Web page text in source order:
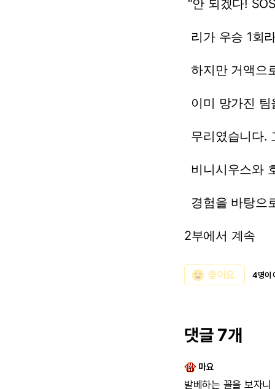
“안 되겠다!
리가 우승 1회
하지만 거액으
이미 망가진 팀
무리였습니다.
비니시우스와
경험을 바탕으
2부에서 계속
emoji_emotions 좋아요 4명이
댓글 7개
마요
발베하는 꼴을 보자니